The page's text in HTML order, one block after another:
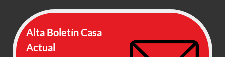
Alta Boletín Casa
Actual